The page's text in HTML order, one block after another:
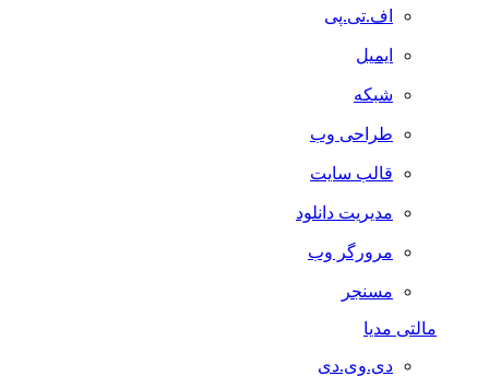
اف.تی.پی
ایمیل
شبکه
طراحی وب
قالب سایت
مدیریت دانلود
مرورگر وب
مسنجر
مالتی مدیا
دی.وی.دی